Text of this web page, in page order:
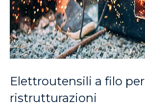
Elettroutensili a filo per
ristrutturazioni